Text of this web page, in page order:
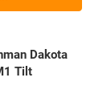
Dakota
Tilt